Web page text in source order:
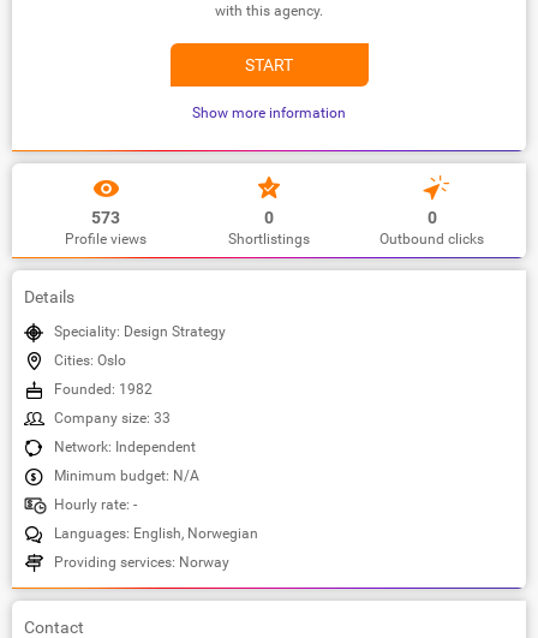
with this agency.
START
Show more information
573
Profile views
0
Shortlistings
0
Outbound clicks
Details
Speciality: Design Strategy
Cities: Oslo
Founded: 1982
Company size: 33
Network: Independent
Minimum budget: N/A
Hourly rate: -
Languages: English, Norwegian
Providing services: Norway
Contact